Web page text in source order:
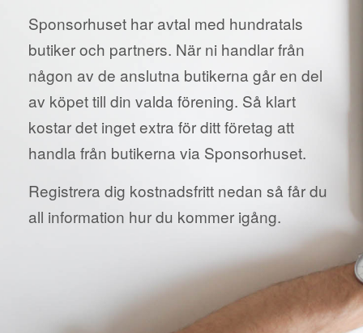
Sponsorhuset har avtal med hundratals
butiker och partners. När ni handlar från
någon av de anslutna butikerna går en del
av köpet till din valda förening. Så klart
kostar det inget extra för ditt företag att
handla från butikerna via Sponsorhuset.
Registrera dig kostnadsfritt nedan så får du
all information hur du kommer igång.